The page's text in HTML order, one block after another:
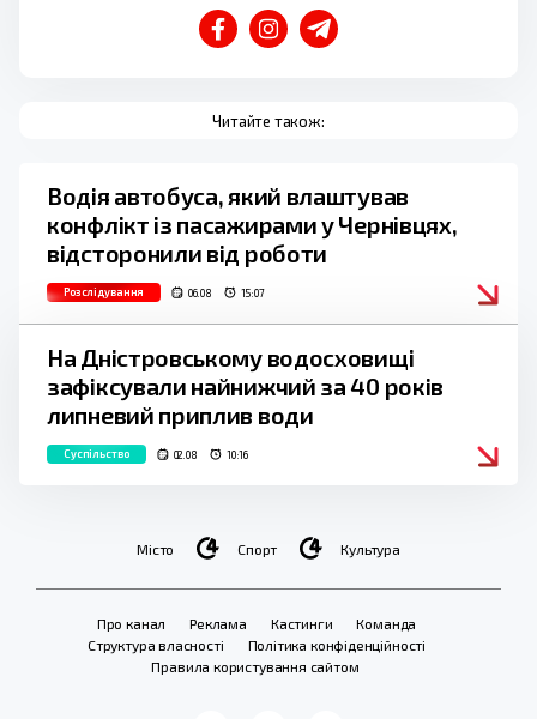
Читайте також:
Водія автобуса, який влаштував
конфлікт із пасажирами у Чернівцях,
відсторонили від роботи
Розслідування 06.08 15:07
На Дністровському водосховищі
зафіксували найнижчий за 40 років
липневий приплив води
Суспільство 02.08 10:16
Місто Спорт Культура
Про канал Реклама Кастинги
Команда
Структура власності
Політика конфіденційності
Правила користування сайтом